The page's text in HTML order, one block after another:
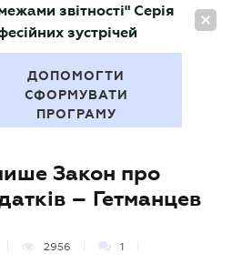
UA
звітності" Серія
зустрічей
ДОПОМОГТИ
СФОРМУВАТИ
ПРОГРАМУ
Закон про
– Гетманцев
2956 1